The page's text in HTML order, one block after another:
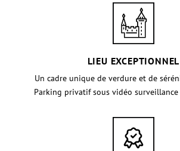
LIEU EXCEPTIONNEL
Un cadre unique de verdure et de
Parking privatif sous vidéo